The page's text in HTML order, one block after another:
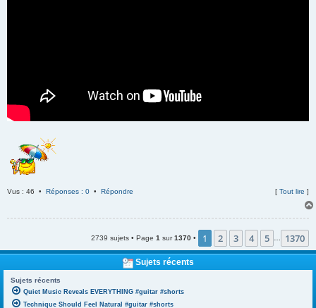
Vus : 46 • Réponses : 0 • Répondre [ Tout lire ]
2739 sujets • Page 1 sur1370 • 1 2 3 4 5 1370
Sujets récents
Sujets récents
Quiet Music Reveals EVERYTHING #guitar #shorts
Technique Should Feel Natural #guitar #shorts